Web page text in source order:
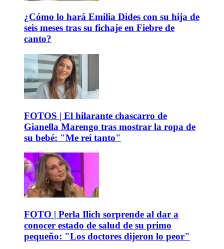
¿Cómo lo hará Emilia Dides con su hija de
seis meses tras su fichaje en Fiebre de
canto?
FOTOS | El hilarante chascarro de
Gianella Marengo tras mostrar la ropa de
su bebé: "Me reí tanto"
FOTO | Perla Ilich sorprende al dar a
conocer estado de salud de su primo
pequeño: "Los doctores dijeron lo peor"